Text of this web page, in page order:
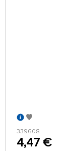
339608
4,47 €